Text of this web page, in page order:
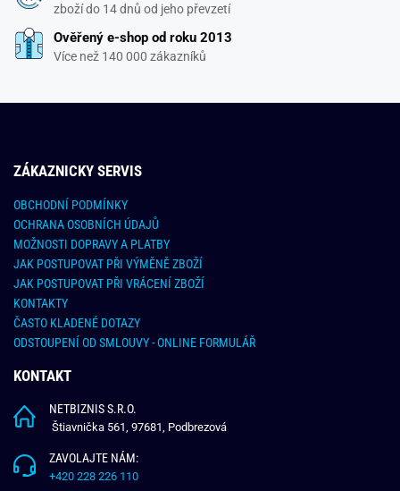
zboží do 14 dnů od jeho převzetí
Ověřený e-shop od roku 2013
Více než 140 000 zákazníků
ZÁKAZNICKY SERVIS
OBCHODNÍ PODMÍNKY
OCHRANA OSOBNÍCH ÚDAJŮ
MOŽNOSTI DOPRAVY A PLATBY
JAK POSTUPOVAT PŘI VÝMĚNĚ ZBOŽÍ
JAK POSTUPOVAT PŘI VRÁCENÍ ZBOŽÍ
KONTAKTY
ČASTO KLADENÉ DOTAZY
ODSTOUPENÍ OD SMLOUVY - ONLINE FORMULÁŘ
KONTAKT
NETBIZNIS S.R.O.
Štiavnička 561, 97681, Podbrezová
ZAVOLAJTE NÁM:
+420 228 226 110